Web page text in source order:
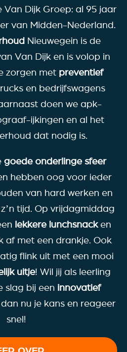
Dijk Groep: al 95 jaar
van Midden-Nederland.
Nieuwegein is de
Van Dijk en is volop in
zorgen met preventief
en bedrijfswagens
doen we apk-
ijkingen en al het
dat nodig is.
goede onderlinge sfeer
hebben oog voor ieder
van hard werken en
tijd. Op vrijdagmiddag
lekkere lunchsnacken
af met een drankje. Ook
flink uit met een mooi
uitje! Wil jij als leerling
slag bij een innovatief
nu je kans en reageer
snel!